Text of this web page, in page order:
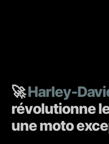
🚀Harley-
révolutionne
une moto